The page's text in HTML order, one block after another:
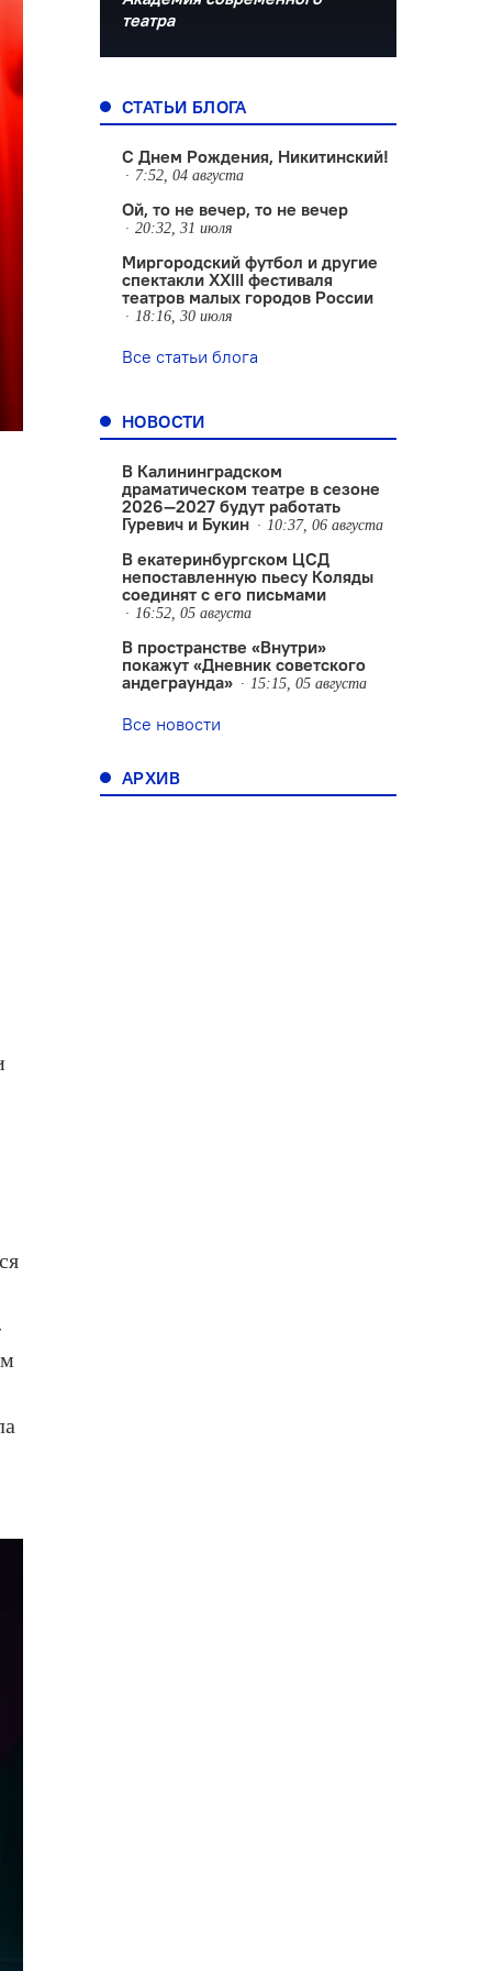
театра
СТАТЬИ БЛОГА
С Днем Рождения, Никитинский!
7:52, 04 августа
Ой, то не вечер, то не вечер
20:32, 31 июля
Миргородский футбол и другие
спектакли XXIII фестиваля
театров малых городов России
18:16, 30 июля
Все статьи блога
НОВОСТИ
В Калининградском
драматическом театре в сезоне
2026—2027 будут работать
Гуревич и Букин
10:37, 06 августа
В екатеринбургском ЦСД
непоставленную пьесу Коляды
соединят с его письмами
16:52, 05 августа
В пространстве «Внутри»
покажут «Дневник советского
андеграунда»
15:15, 05 августа
Все новости
АРХИВ